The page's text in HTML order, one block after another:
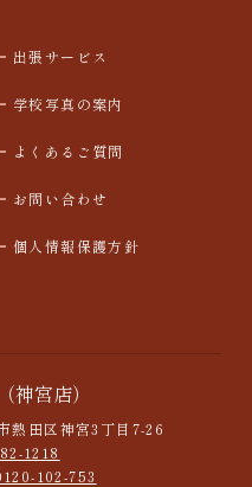
神宮店）
熱田区神宮3丁目7-26
1218
102-753
出張サービス
学校写真の案内
よくあるご質問
お問い合わせ
個人情報保護方針